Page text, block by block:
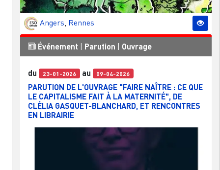
Angers Rennes
Événement | Parution | Ouvrage
du 23-01-2026 au 09-04-2026
PARUTION DE L'OUVRAGE "FAIRE NAÎTRE : CE QUE
LE CAPITALISME FAIT À LA MATERNITÉ", DE
CLÉLIA GASQUET-BLANCHARD, ET RENCONTRES
EN LIBRAIRIE